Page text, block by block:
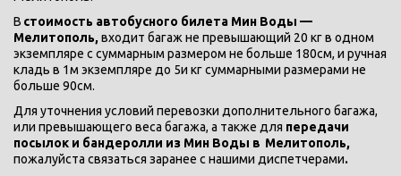
В стоимость автобусного билета Мин Воды —
Мелитополь, входит багаж не превышающий 20 кг в одном
экземпляре с суммарным размером не больше 180см, и ручная
кладь в 1м экземпляре до 5и кг суммарными размерами не
больше 90см.
Для уточнения условий перевозки дополнительного багажа,
или превышающего веса багажа, а также для передачи
посылок и бандеролли из Мин Воды в Мелитополь,
пожалуйста связаться заранее с нашими диспетчерами.